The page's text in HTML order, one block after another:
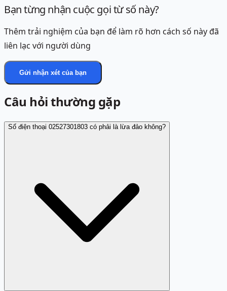
Bạn từng nhận cuộc gọi từ số này?
Thêm trải nghiệm của bạn để làm rõ hơn cách số này đã
liên lạc với người dùng
Gửi nhận xét của bạn
Câu hỏi thường gặp
Số điện thoại 02527301803 có phải là lừa đảo không?